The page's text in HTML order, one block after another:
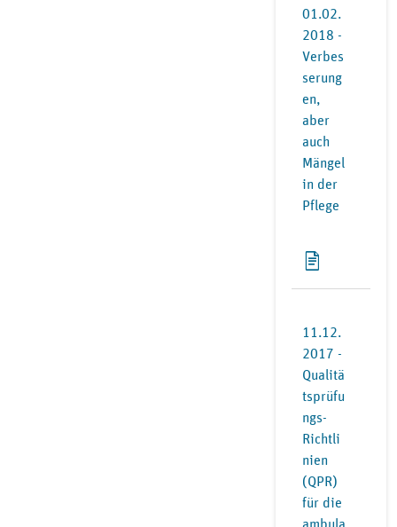
01.02.
2018 -
Verbes
serung
en,
aber
auch
Mängel
in der
Pflege
11.12.
2017 -
Qualitä
tsprüfu
ngs-
Richtli
nien
(QPR)
für die
ambula